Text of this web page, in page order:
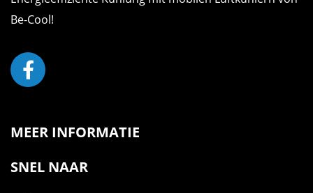
Be-Cool!
MEER INFORMATIE
SNEL NAAR